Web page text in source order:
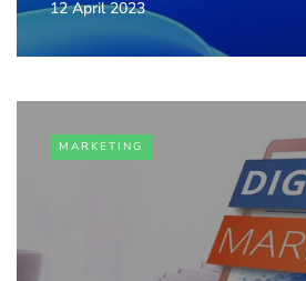
12 April 2023
MARKETING